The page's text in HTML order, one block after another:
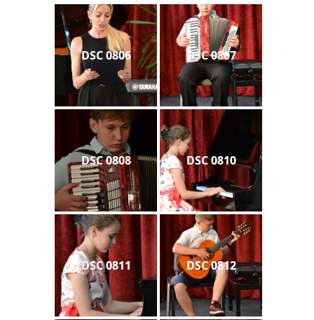
DSC 0806 DSC 0807
DSC 0808 DSC 0810
DSC 0811 DSC 0812